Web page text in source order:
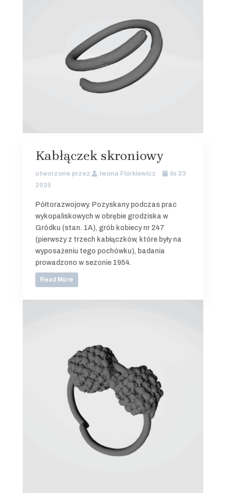
Kabłączek skroniowy
utworzone przez Iwona Florkiewicz
lis 23
2025
Półtorazwojowy. Pozyskany podczas prac
wykopaliskowych w obrębie grodziska w
Gródku (stan. 1A), grób kobiecy nr 247
(pierwszy z trzech kabłączków, które były na
wyposażeniu tego pochówku), badania
prowadzono w sezonie 1954.
Read More